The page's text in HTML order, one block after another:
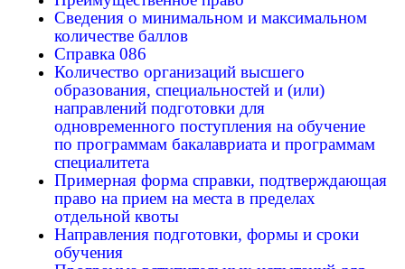
Сведения о минимальном и максимальном
количестве баллов
Справка 086
Количество организаций высшего
образования, специальностей и (или)
направлений подготовки для
одновременного поступления на обучение
по программам бакалавриата и программам
специалитета
Примерная форма справки, подтверждающая
право на прием на места в пределах
отдельной квоты
Направления подготовки, формы и сроки
обучения